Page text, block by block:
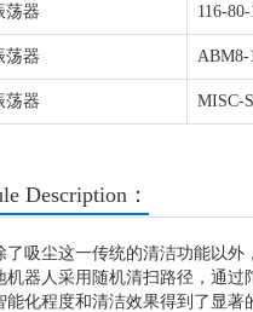
荡器 116-
荡器 ABM8-
荡器 MISC-
Description：
了吸尘这一传统的清洁功能以
机器人采用随机清扫路径，通
能化程度和清洁效果得到了显著